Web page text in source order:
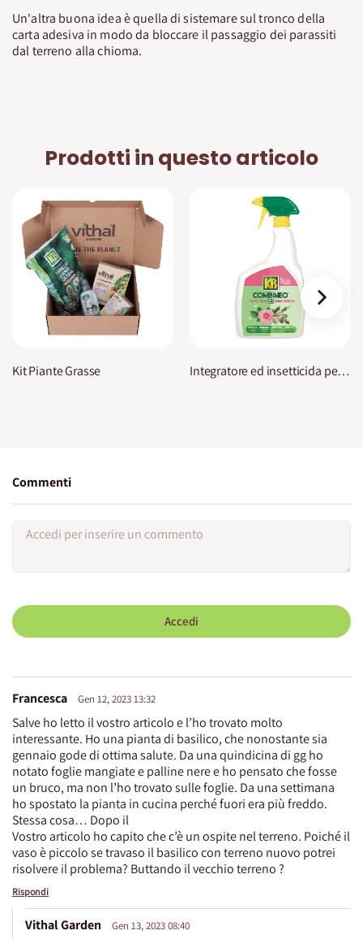
Un'altra buona idea è quella di sistemare sul tronco della
carta adesiva in modo da bloccare il passaggio dei parassiti
dal terreno alla chioma.
Prodotti in questo articolo
Kit Piante Grasse Integratore ed insetticida per piante Combineo Tutte le piante 2 in 1 KB
›
Commenti
Accedi
Francesca Gen 12, 2023 13:32
Salve ho letto il vostro articolo e l’ho trovato molto
interessante. Ho una pianta di basilico, che nonostante sia
gennaio gode di ottima salute. Da una quindicina di gg ho
notato foglie mangiate e palline nere e ho pensato che fosse
un bruco, ma non l’ho trovato sulle foglie. Da una settimana
ho spostato la pianta in cucina perché fuori era più freddo.
Stessa cosa… Dopo il
Vostro articolo ho capito che c’è un ospite nel terreno. Poiché il
vaso è piccolo se travaso il basilico con terreno nuovo potrei
risolvere il problema? Buttando il vecchio terreno ?
Rispondi
Vithal Garden Gen 13, 2023 08:40